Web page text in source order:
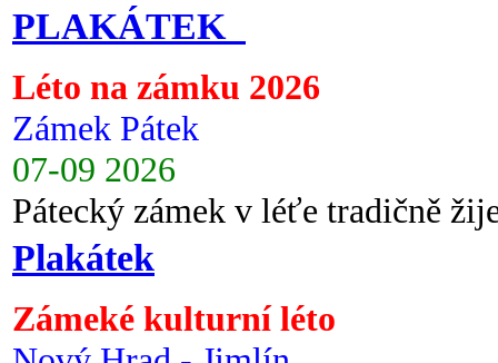
PLAKÁTEK
Léto na zámku 2026
Zámek Pátek
07-09 2026
Pátecký zámek v léťe tradičně
Plakátek
Zámeké kulturní léto